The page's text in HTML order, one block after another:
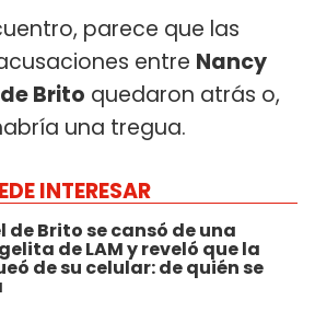
parece que las
entre Nancy
Brito quedaron atrás o,
una tregua.
INTERESAR
de Brito se cansó de una
de LAM y reveló que la
de su celular: de quién se